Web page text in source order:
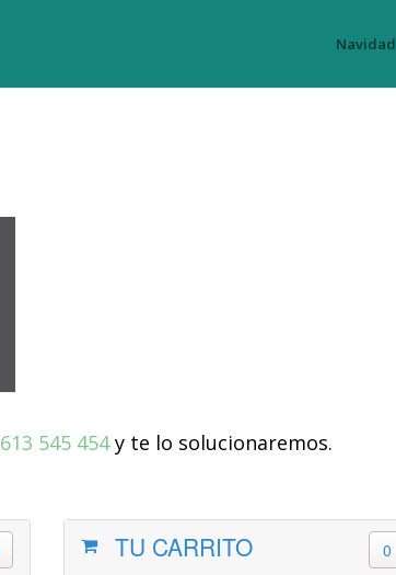
Navidad
613 545 454y te lo solucionaremos.
TU CARRITO 0